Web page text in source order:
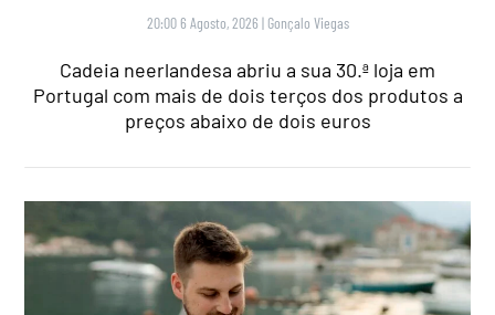
20:00 6 Agosto, 2026 | Gonçalo Viegas
Cadeia neerlandesa abriu a sua 30.ª loja em
Portugal com mais de dois terços dos produtos a
preços abaixo de dois euros